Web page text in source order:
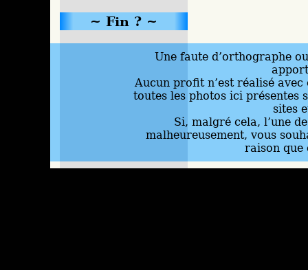
Fin ?
Une faute d’orthographe
Aucun profit n’est réalisé
toutes les photos ici présentes
sites
Si, malgré cela, l’une
malheureusement, vous
raison que